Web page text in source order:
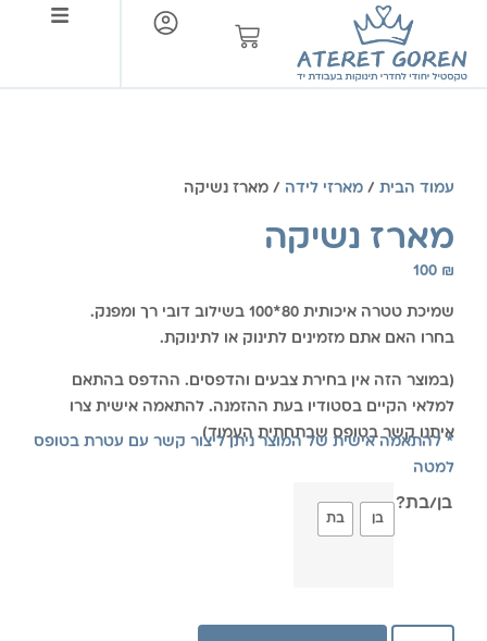
עמוד הבית / מארזי לידה / מארז נשיקה
מארז נשיקה
100 ₪
שמיכת טטרה איכותית 80*100 בשילוב דובי רך ומפנק.
בחרו האם אתם מזמינים לתינוק או לתינוקת.
(במוצר הזה אין בחירת צבעים והדפסים. ההדפס בהתאם
למלאי הקיים בסטודיו בעת ההזמנה. להתאמה אישית צרו
איתנו קשר בטופס שבתחתית העמוד)
* להתאמה אישית של המוצר ניתן ליצור קשר עם עטרת בטופס
למטה
בן/בת?
בן בת